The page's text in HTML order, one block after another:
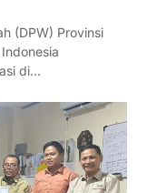
(DPW) Provinsi
di…